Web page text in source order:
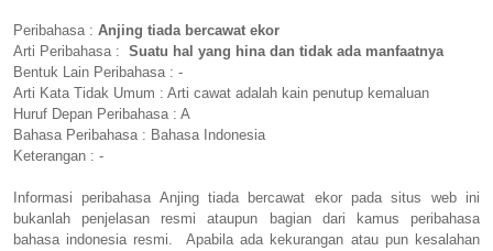
Peribahasa : Anjing tiada bercawat ekor
Arti Peribahasa : Suatu hal yang hina dan tidak ada manfaatnya
Bentuk Lain Peribahasa : -
Arti Kata Tidak Umum : Arti cawat adalah kain penutup kemaluan
Huruf Depan Peribahasa : A
Bahasa Peribahasa : Bahasa Indonesia
Keterangan : -
Informasi peribahasa Anjing tiada bercawat ekor pada situs web ini
bukanlah penjelasan resmi ataupun bagian dari kamus peribahasa
bahasa indonesia resmi. Apabila ada kekurangan atau pun kesalahan